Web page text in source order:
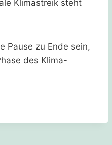
Klimastreik steht
Pause zu Ende sein,
des Klima-